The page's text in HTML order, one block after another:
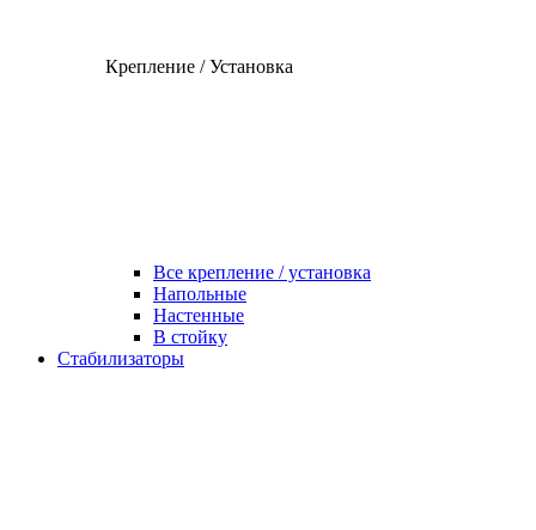
Крепление / Установка
Все крепление / установка
Напольные
Настенные
В стойку
Стабилизаторы